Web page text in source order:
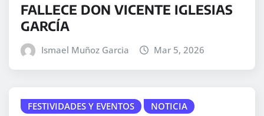
FALLECE DON VICENTE IGLESIAS
GARCÍA
Ismael Muñoz Garcia Mar 5, 2026
FESTIVIDADES Y EVENTOS NOTICIA